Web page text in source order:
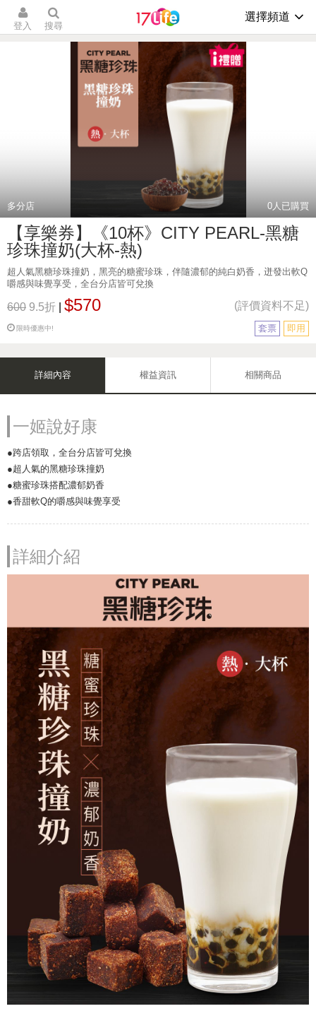
登入 搜尋
選擇頻道
多分店 0人已購買
【享樂券】《10杯》CITY PEARL-黑糖
珍珠撞奶(大杯-熱)
超人氣黑糖珍珠撞奶，黑亮的糖蜜珍珠，伴隨濃郁的純白奶香，迸發出軟Q
嚼感與味覺享受，全台分店皆可兌換
600 9.5折 $570 (評價資料不足)
限時優惠中! 即用
套票
詳細內容 權益資訊 相關商品
一姬說好康
●跨店領取，全台分店皆可兌換
●超人氣的黑糖珍珠撞奶
●糖蜜珍珠搭配濃郁奶香
●香甜軟Q的嚼感與味覺享受
詳細介紹